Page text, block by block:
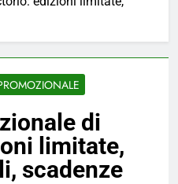
di
limitate,
scadenze